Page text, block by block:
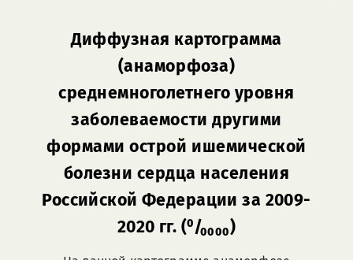
Диффузная картограмма
(анаморфоза)
среднемноголетнего уровня
заболеваемости другими
формами острой ишемической
болезни сердца населения
Российской Федерации за 2009-
2020 гг. (⁰/₀₀₀₀)